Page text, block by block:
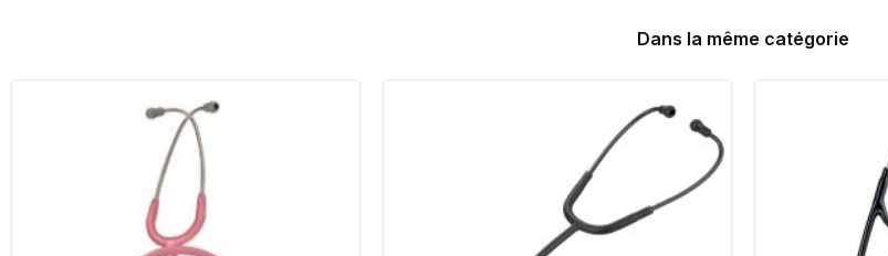
Dans la même catégorie